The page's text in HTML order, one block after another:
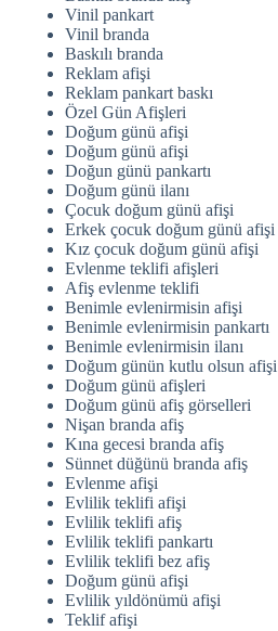
Vinil pankart
Vinil branda
Baskılı branda
Reklam afişi
Reklam pankart baskı
Özel Gün Afişleri
Doğum günü afişi
Doğum günü afişi
Doğun günü pankartı
Doğum günü ilanı
Çocuk doğum günü afişi
Erkek çocuk doğum günü afişi
Kız çocuk doğum günü afişi
Evlenme teklifi afişleri
Afiş evlenme teklifi
Benimle evlenirmisin afişi
Benimle evlenirmisin pankartı
Benimle evlenirmisin ilanı
Doğum günün kutlu olsun afişi
Doğum günü afişleri
Doğum günü afiş görselleri
Nişan branda afiş
Kına gecesi branda afiş
Sünnet düğünü branda afiş
Evlenme afişi
Evlilik teklifi afişi
Evlilik teklifi afiş
Evlilik teklifi pankartı
Evlilik teklifi bez afiş
Doğum günü afişi
Evlilik yıldönümü afişi
Teklif afişi